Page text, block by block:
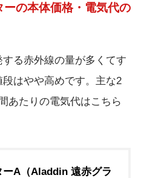
の本体価格・電気代の
る赤外線の量が多くてす
はやや高めです。主な2
あたりの電気代はこちら
ーA（Aladdin 遠赤グラ